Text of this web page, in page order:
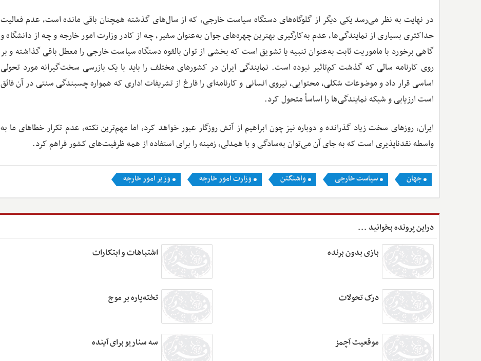
در نهایت به نظر می‌رسد یکی دیگر از گلوگاه‌های دستگاه سیاست خارجی، که از سال‌های گذشته همچنان باقی مانده است، عدم فعالیت
حداکثری بسیاری از نمایندگی‌ها، عدم به‌کارگیری بهترین چهره‌های جوان به‌عنوان سفیر، چه از کادر وزارت امور خارجه و چه از دانشگاه و
گاهی برخورد با ماموریت ثابت به‌عنوان تنبیه یا تشویق است که بخشی از توان بالقوه دستگاه سیاست خارجی را معطل باقی گذاشته و بر
روی کارنامه سالی که گذشت کم‌تاثیر نبوده است. نمایندگی ایران در کشورهای مختلف را باید با یک بازرسی سخت‌گیرانه مورد تحولی
اساسی قرار داد و موضوعات شکلی، محتوایی، نیروی انسانی و کارنامه‌ای را فارغ از تشریفات اداری که همواره چسبندگی سنتی در آن فائق
است ارزیابی و شبکه نمایندگی‌ها را اساساً متحول کرد.
ایران، روزهای سخت زیاد گذرانده و دوباره نیز چون ابراهیم از آتش روزگار عبور خواهد کرد، اما مهم‌ترین نکته، عدم تکرار خطاهای ما به
واسطه نقدناپذیری است که به جای آن می‌توان به‌سادگی و با همدلی، زمینه را برای استفاده از همه ظرفیت‌های کشور فراهم کرد.
جهان سیاست خارجی واشنگتن وزارت امور خارجه وزیر امور خارجه
دراین پرونده بخوانید ...
بازی بدون برنده
اشتباهات و ابتکارات
درک تحولات تخته‌پاره بر موج
موقعیت آچمز سه سناریو برای آینده